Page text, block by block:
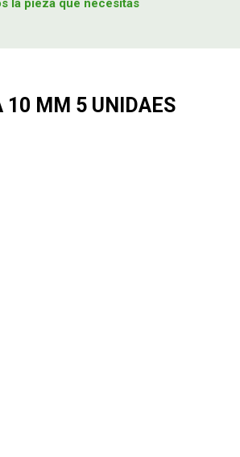
la pieza que necesitas
10 MM 5 UNIDAES